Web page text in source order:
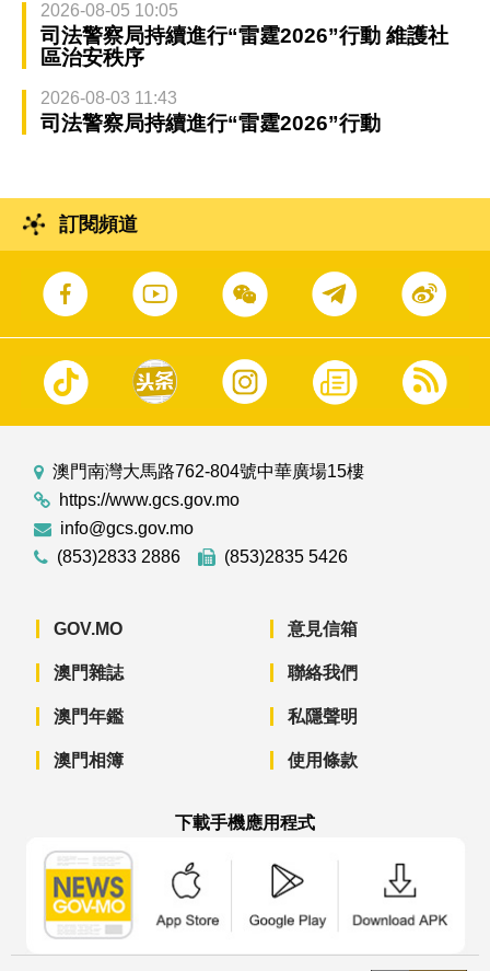
2026-08-05 10:05
司法警察局持續進行“雷霆2026”行動 維護社
區治安秩序
2026-08-03 11:43
司法警察局持續進行“雷霆2026”行動
訂閱頻道
澳門南灣大馬路762-804號中華廣場15樓
https://www.gcs.gov.mo
info@gcs.gov.mo
(853)2833 2886
(853)2835 5426
GOV.MO
澳門雜誌
澳門年鑑
澳門相簿
意見信箱
聯絡我們
私隱聲明
使用條款
下載手機應用程式